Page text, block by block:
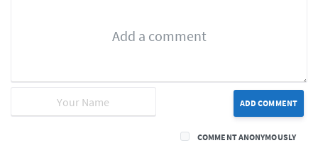
ADD COMMENT
COMMENT ANONYMOUSLY